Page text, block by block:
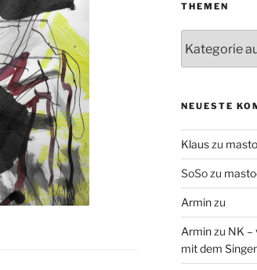
THEMEN
NEUESTE
Klauszu
SoSozu
Arminzu
Arminzu NK –
mit dem